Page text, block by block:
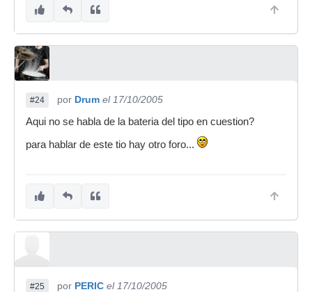
#24 por Drum el 17/10/2005
Aqui no se habla de la bateria del tipo en cuestion?
para hablar de este tio hay otro foro...
#25 por PERIC el 17/10/2005